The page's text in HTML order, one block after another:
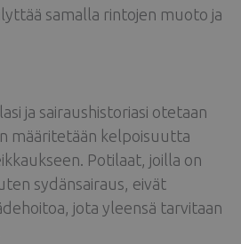
samalla rintojen muoto ja
ja sairaushistoriasi otetaan
määritetään kelpoisuutta
Potilaat, joilla on
sydänsairaus, eivät
jota yleensä tarvitaan